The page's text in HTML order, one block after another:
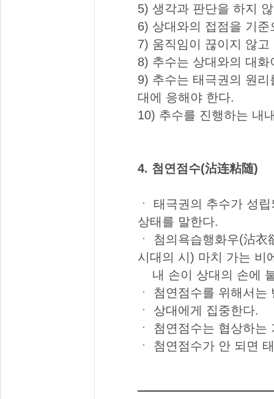
5) 생각과 판단을 하지
6) 상대와의 접점을 기
7) 움직임이 끊이지 않
8) 추수는 상대와의 대
9) 추수는 태극권의 원
대에 응해야 한다.
10) 추수를 진행하는 내
4. 첨연점수(沾连粘随)
ㆍ 태극권의 추수가 성
상태를 말한다.
ㆍ 첨의욕습행화우(沾
시대의 시) 마치 가는 비
내 손이 상대의 손에
ㆍ 첨연점수를 위해서
ㆍ 상대에게 집중한다.
ㆍ 첨연점수는 협상하
ㆍ 첨연점수가 안 되면